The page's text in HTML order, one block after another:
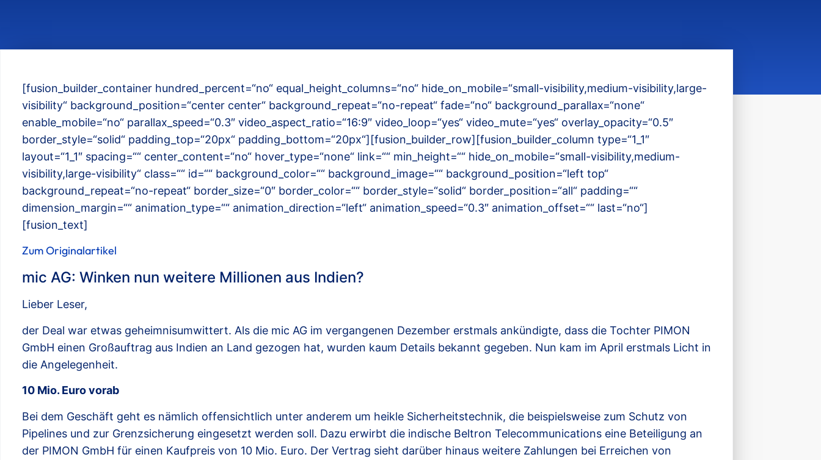
[fusion_builder_container hundred_percent=“no“ equal_height_columns=“no“ hide_on_mobile=“small-visibility,medium-visibility,large-
visibility“ background_position=“center center“ background_repeat=“no-repeat“ fade=“no“ background_parallax=“none“
enable_mobile=“no“ parallax_speed=“0.3″ video_aspect_ratio=“16:9″ video_loop=“yes“ video_mute=“yes“ overlay_opacity=“0.5″
border_style=“solid“ padding_top=“20px“ padding_bottom=“20px“][fusion_builder_row][fusion_builder_column type=“1_1″
layout=“1_1″ spacing=““ center_content=“no“ hover_type=“none“ link=““ min_height=““ hide_on_mobile=“small-visibility,medium-
visibility,large-visibility“ class=““ id=““ background_color=““ background_image=““ background_position=“left top“
background_repeat=“no-repeat“ border_size=“0″ border_color=““ border_style=“solid“ border_position=“all“ padding=““
dimension_margin=““ animation_type=““ animation_direction=“left“ animation_speed=“0.3″ animation_offset=““ last=“no“]
[fusion_text]
Zum Originalartikel
mic AG: Winken nun weitere Millionen aus Indien?
Lieber Leser,
der Deal war etwas geheimnisumwittert. Als die mic AG im vergangenen Dezember erstmals ankündigte, dass die Tochter PIMON
GmbH einen Großauftrag aus Indien an Land gezogen hat, wurden kaum Details bekannt gegeben. Nun kam im April erstmals Licht in
die Angelegenheit.
10 Mio. Euro vorab
Bei dem Geschäft geht es nämlich offensichtlich unter anderem um heikle Sicherheitstechnik, die beispielsweise zum Schutz von
Pipelines und zur Grenzsicherung eingesetzt werden soll. Dazu erwirbt die indische Beltron Telecommunications eine Beteiligung an
der PIMON GmbH für einen Kaufpreis von 10 Mio. Euro. Der Vertrag sieht darüber hinaus weitere Zahlungen bei Erreichen von